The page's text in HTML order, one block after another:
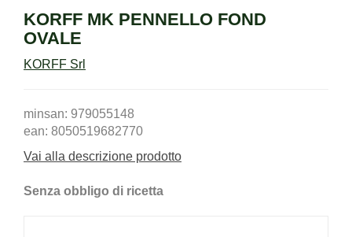
KORFF MK PENNELLO FOND
OVALE
KORFF Srl
minsan: 979055148
ean: 8050519682770
Vai alla descrizione prodotto
Senza obbligo di ricetta